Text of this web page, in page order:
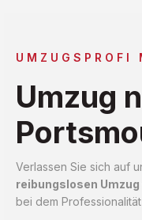
UMZUGSPROFI
Umzug
Verlassen Sie sich auf
reibungslosen
bei dem